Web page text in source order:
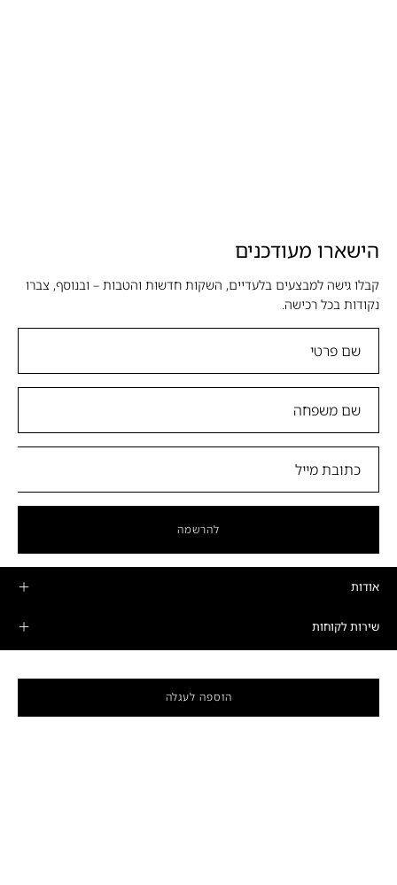
הוספה לעגלה
הישארו מעודכנים
קבלו גישה למבצעים בלעדיים, השקות חדשות והטבות – ובנוסף, צברו
נקודות בכל רכישה.
להרשמה
אודות
שירות לקוחות